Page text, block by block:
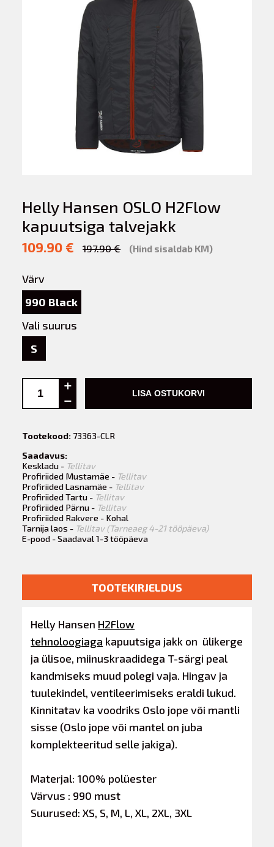
Helly Hansen OSLO H2Flow
kapuutsiga talvejakk
109.90 € 197.90 € (Hind sisaldab KM)
Värv
990 Black
Vali suurus
S
LISA OSTUKORVI
Tootekood:73363-CLR
Saadavus:
Keskladu - Tellitav
Profiriided Mustamäe - Tellitav
Profiriided Lasnamäe - Tellitav
Profiriided Tartu - Tellitav
Profiriided Pärnu - Tellitav
Profiriided Rakvere - Kohal
Tarnija laos - Tellitav (Tarneaeg 4-21 tööpäeva)
E-pood - Saadaval 1-3 tööpäeva
TOOTEKIRJELDUS
Helly Hansen H2Flow
tehnoloogiaga kapuutsiga jakk on ülikerge
ja ülisoe, miinuskraadidega T-särgi peal
kandmiseks muud polegi vaja. Hingav ja
tuulekindel, ventileerimiseks eraldi lukud.
Kinnitatav ka voodriks Oslo jope või mantli
sisse (Oslo jope või mantel on juba
komplekteeritud selle jakiga).
Materjal: 100% polüester
Värvus : 990 must
Suurused: XS, S, M, L, XL, 2XL, 3XL